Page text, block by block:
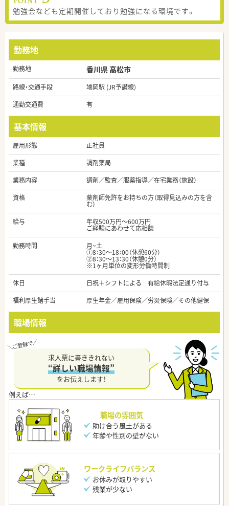
勉強会なども定期開催しており勉強になる環境です。
勤務地
勤務地 香川県 高松市
路線・交通手段
端岡駅 (JR予讃線)
通勤交通費
有
基本情報
雇用形態
正社員
業種
調剤薬局
業務内容
調剤／監査／服薬指導／在宅業務（施設）
資格
薬剤師免許をお持ちの方（取得見込みの方を含
む）
給与
年収500万円～600万円
ご経験にあわせて応相談
勤務時間
月~土
①8：30～18：00（休憩60分）
②8：30～13：30（休憩0分）
※1ヶ月単位の変形労働時間制
休日
日祝＋シフトによる 有給休暇法定通り付与
福利厚生諸手当
厚生年金／雇用保険／労災保険／その他健保
職場情報
求人票に書ききれない
“詳しい職場情報”
をお伝えします！
職場の雰囲気
助け合う風土がある
年齢や性別の壁がない
ワークライフバランス
お休みが取りやすい
残業が少ない